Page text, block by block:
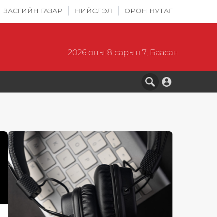
ЗАСГИЙН ГАЗАР НИЙСЛЭЛ ОРОН НУТАГ
2026 оны 8 сарын 7, Баасан